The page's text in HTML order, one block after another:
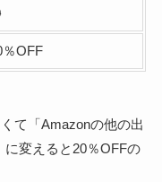
％OFF
て「Amazonの他の出
変えると20％OFFの